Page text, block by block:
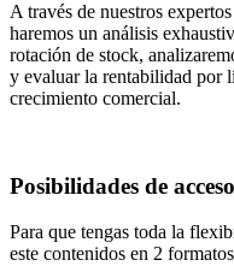
A través de nuestros
haremos un análisis
rotación de stock,
y evaluar la rentabilidad por
crecimiento comercial.
Posibilidades de
Para que tengas toda la
este contenidos en 2